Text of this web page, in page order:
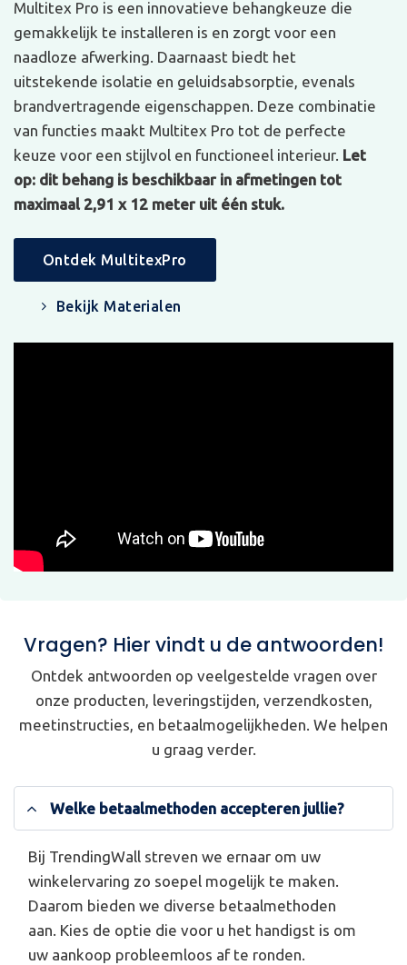
Multitex Pro is een innovatieve behangkeuze die
gemakkelijk te installeren is en zorgt voor een
naadloze afwerking. Daarnaast biedt het
uitstekende isolatie en geluidsabsorptie, evenals
brandvertragende eigenschappen. Deze combinatie
van functies maakt Multitex Pro tot de perfecte
keuze voor een stijlvol en functioneel interieur. Let
op: dit behang is beschikbaar in afmetingen tot
maximaal 2,91 x 12 meter uit één stuk.
Ontdek MultitexPro
Bekijk Materialen
Vragen? Hier vindt u de antwoorden!
Ontdek antwoorden op veelgestelde vragen over
onze producten, leveringstijden, verzendkosten,
meetinstructies, en betaalmogelijkheden. We helpen
u graag verder.
Welke betaalmethoden accepteren jullie?
Bij TrendingWall streven we ernaar om uw
winkelervaring zo soepel mogelijk te maken.
Daarom bieden we diverse betaalmethoden
aan. Kies de optie die voor u het handigst is om
uw aankoop probleemloos af te ronden.